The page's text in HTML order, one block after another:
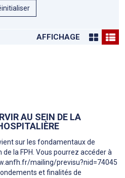
AFFICHAGE
AU SEIN DE LA
sur les fondamentaux de
de la FPH. Vous pourrez accéder à
mailing/previsu?nid=74045
et finalités de